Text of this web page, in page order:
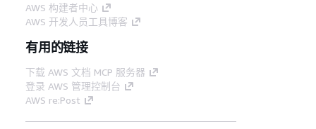
AWS 构建者中心
AWS 开发人员工具博客
有用的链接
下载 AWS 文档 MCP 服务器
登录 AWS 管理控制台
AWS re:Post